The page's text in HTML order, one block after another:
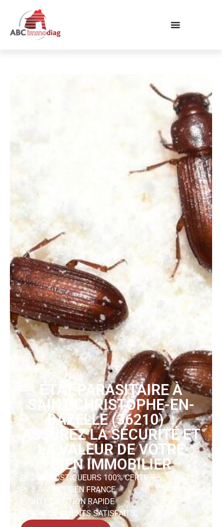
ÉTAT PARASITAIRE À
SAINT-CHRISTOPHE-EN-
BAZELLE (36210) :
ASSUREZ LA SÉCURITÉ ET
LA VALEUR DE VOTRE
BIEN IMMOBILIER
DIAGNOSTIQUEURS 100% CERTIFIÉS
8 AGENCES EN FRANCE
INTERVENTION RAPIDE
99% DE CLIENTS SATISFAITS